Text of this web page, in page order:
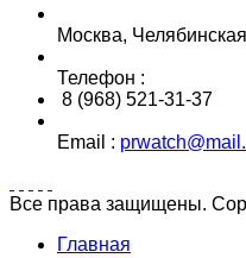
Москва,
Телефон :
8 (968) 521-31-37
Email :
Все права защищены.
Главная